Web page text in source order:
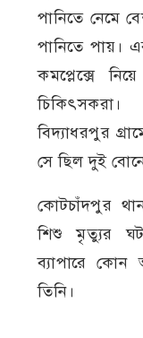
পানিতে নেমে
পানিতে পায়।
কমপ্লেক্সে
বিদ্যাধরপুর
সে ছিল দুই
কোটচাঁদপুর
শিশু মৃত্যুর
ব্যাপারে কোন
তিনি।